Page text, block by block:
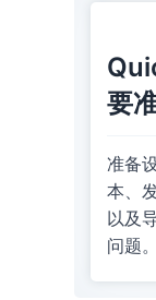
要
准备
本、
以及
问题。